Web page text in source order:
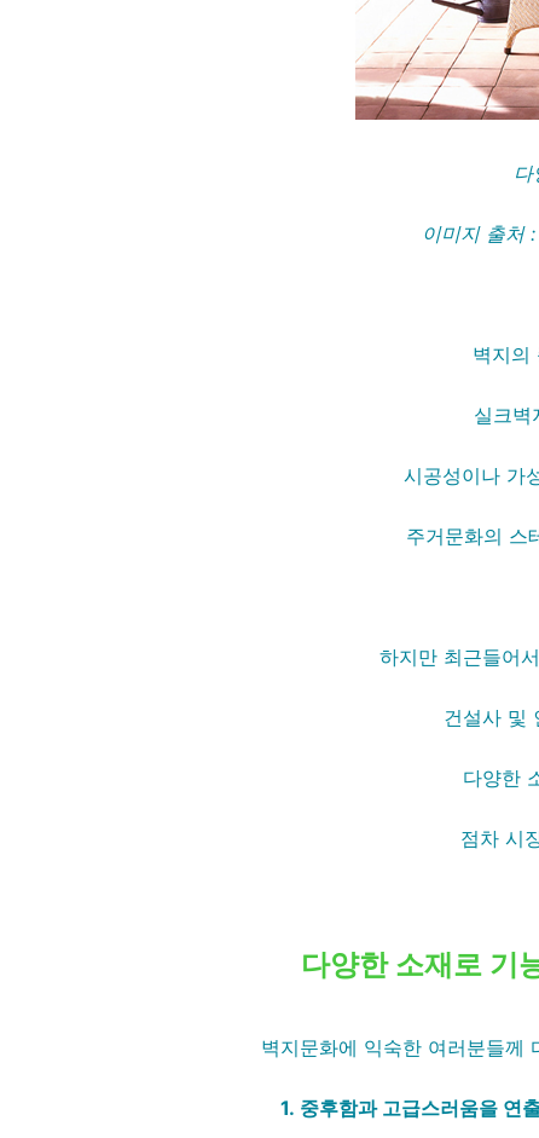
이미지 출처
벽지의
실크벽
시공성이나 가
주거문화의 스
하지만 최근들어
건설사 및
다양한
점차 시
다양한 소재로 기
벽지문화에 익숙한 여러분들께
1. 중후함과 고급스러움을 연